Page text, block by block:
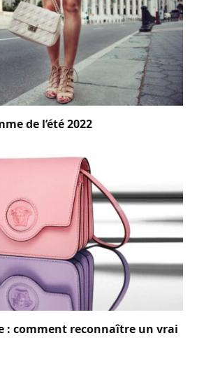
de l’été 2022
: comment reconnaître un vrai